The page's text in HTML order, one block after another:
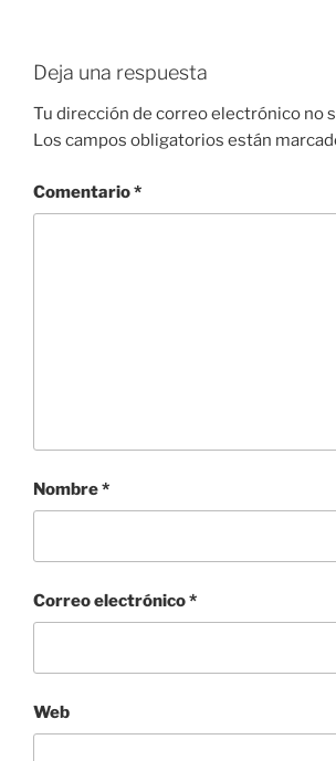
Deja una respuesta
Tu dirección de correo electrónico no
Los campos obligatorios están
Comentario*
Nombre*
Correo electrónico*
Web